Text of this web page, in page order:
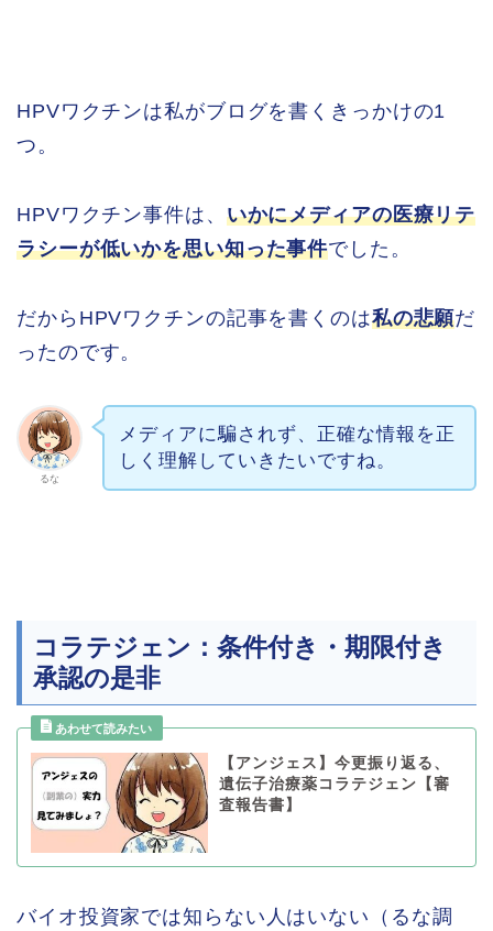
HPVワクチンは私がブログを書くきっかけの1
つ。
HPVワクチン事件は、 いかにメディアの医療リテ
ラシーが低いかを思い知った事件でした。
だからHPVワクチンの記事を書くのは私の悲願だ
ったのです。
るな
メディアに騙されず、正確な情報を正
しく理解していきたいですね。
コラテジェン：条件付き・期限付き
承認の是非
【アンジェス】今更振り返る、
遺伝子治療薬コラテジェン【審
査報告書】
バイオ投資家では知らない人はいない（るな調